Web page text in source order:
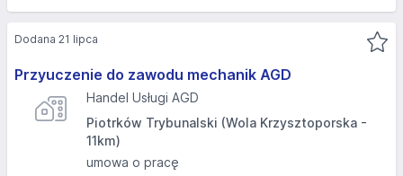
Przyuczenie do zawodu mechanik AGD
Handel Usługi AGD
Piotrków Trybunalski (Wola Krzysztoporska -
11km)
umowa o pracę
Dodana 21 lipca